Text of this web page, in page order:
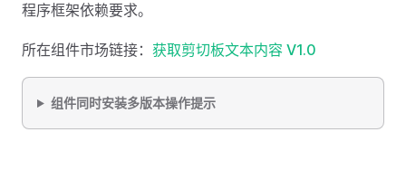
程序框架依赖要求。
所在组件市场链接： 获取剪切板文本内容 V1.0
组件同时安装多版本操作提示